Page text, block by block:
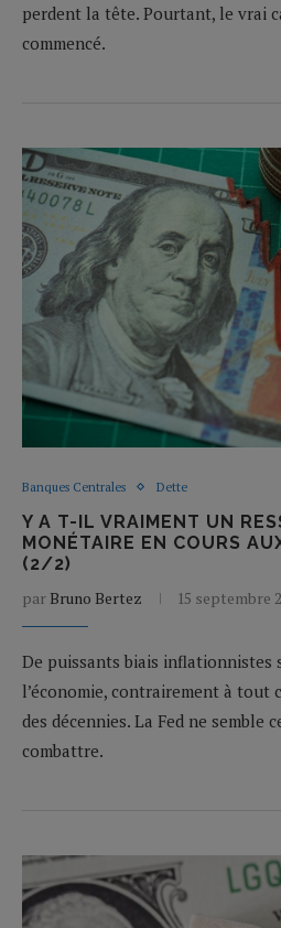
perdent la tête. Pourtant, le vrai
commencé.
Banques Centrales Dette
Y A T-IL VRAIMENT UN
MONÉTAIRE EN COURS
(2/2)
par Bruno Bertez 15 septembre
De puissants biais inflationnistes
l’économie, contrairement à tout
des décennies. La Fed ne semble
combattre.